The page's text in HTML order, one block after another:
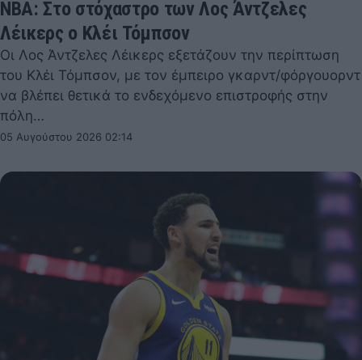
NBA: Στο στόχαστρο των Λος Άντζελες
Λέικερς ο Κλέι Τόμπσον
Οι Λος Άντζελες Λέικερς εξετάζουν την περίπτωση
του Κλέι Τόμπσον, με τον έμπειρο γκαρντ/φόργουορντ
να βλέπει θετικά το ενδεχόμενο επιστροφής στην
πόλη…
05 Αυγούστου 2026 02:14